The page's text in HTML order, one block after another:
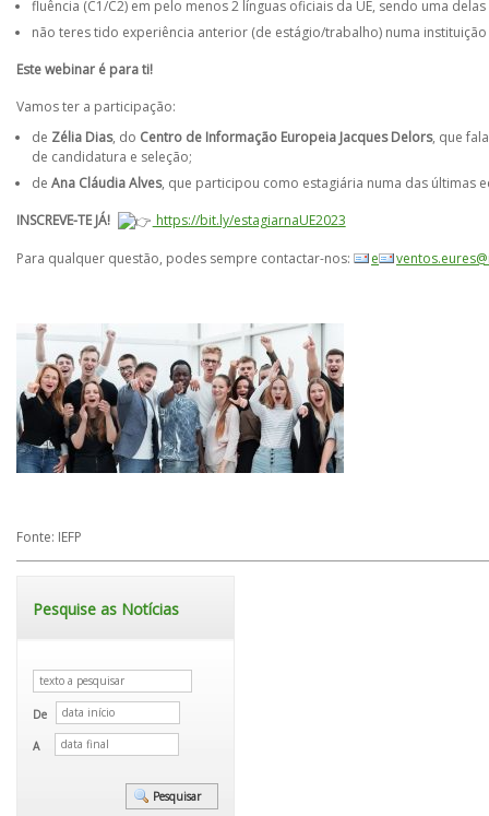
fluência (C1/C2) em pelo menos 2 línguas oficiais da UE, sendo uma
não teres tido experiência anterior (de estágio/trabalho) numa
Este webinar é para ti!
Vamos ter a participação:
de Zélia Dias, do Centro de Informação Europeia Jacques Delors, que
de candidatura e seleção;
de Ana Cláudia Alves, que participou como estagiária numa das últimas
INSCREVE-TE JÁ!
https://bit.ly/estagiarnaUE2023
Para qualquer questão, podes sempre contactar-nos: e
Fonte: IEFP
Pesquise as Notícias
De
A